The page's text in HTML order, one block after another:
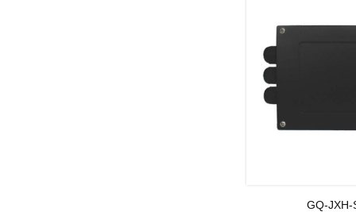
GQ-JXH-